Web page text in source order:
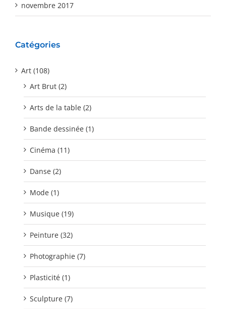
novembre 2017
Catégories
Art (108)
Art Brut (2)
Arts de la table (2)
Bande dessinée (1)
Cinéma (11)
Danse (2)
Mode (1)
Musique (19)
Peinture (32)
Photographie (7)
Plasticité (1)
Sculpture (7)